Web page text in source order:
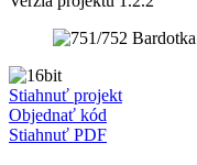
Stiahnuť projekt
Objednať kód
Stiahnuť PDF